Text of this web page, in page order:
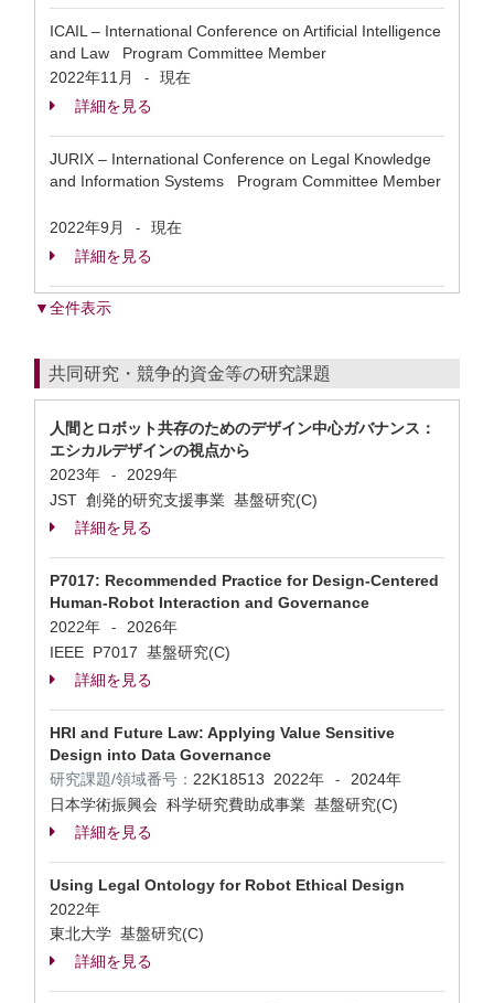
ICAIL – International Conference on Artificial Intelligence
and Law Program Committee Member
2022年11月
-
現在
詳細を見る
JURIX – International Conference on Legal Knowledge
and Information Systems Program Committee Member
2022年9月 -
現在
詳細を見る
▼全件表示
共同研究・競争的資金等の研究課題
人間とロボット共存のためのデザイン中心ガバナンス：
エシカルデザインの視点から
2023年
-
2029年
JST 創発的研究支援事業 基盤研究(C)
詳細を見る
P7017: Recommended Practice for Design-Centered
Human-Robot Interaction and Governance
2022年
-
2026年
IEEE P7017 基盤研究(C)
詳細を見る
HRI and Future Law: Applying Value Sensitive
Design into Data Governance
研究課題/領域番号： 22K18513 2022年 -
2024年
日本学術振興会 科学研究費助成事業 基盤研究(C)
詳細を見る
Using Legal Ontology for Robot Ethical Design
2022年
東北大学 基盤研究(C)
詳細を見る